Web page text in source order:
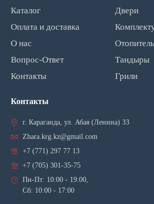
Каталог
Оплата и доставка
О нас
Вопрос-Ответ
Контакты
Двери
Тандыры
Грили
Контакты
г. Караганда, ул. Абая (Ленина) 33
Zhara.krg.kz@gmail.com
+7 (771) 297 77 13
+7 (705) 301-35-75
Пн-Пт: 10:00 - 19:00,
Сб: 10:00 - 17:00